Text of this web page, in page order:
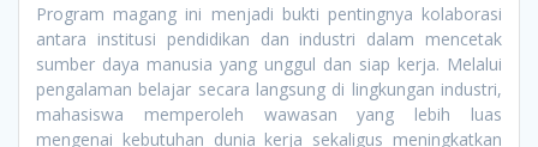
Program magang ini menjadi bukti pentingnya kolaborasi
antara institusi pendidikan dan industri dalam mencetak
sumber daya manusia yang unggul dan siap kerja. Melalui
pengalaman belajar secara langsung di lingkungan industri,
mahasiswa memperoleh wawasan yang lebih luas
mengenai kebutuhan dunia kerja sekaligus meningkatkan